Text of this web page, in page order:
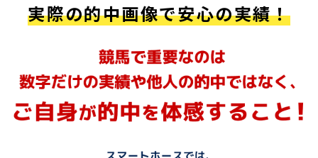
実際の的中画像で安心の実績！